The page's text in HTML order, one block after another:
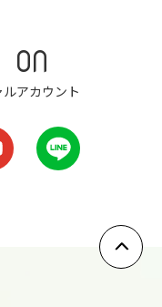
アカウント